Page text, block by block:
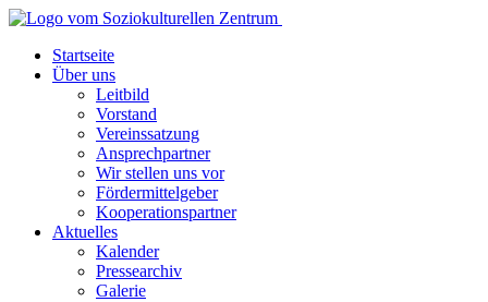
Startseite
Über uns
Leitbild
Vorstand
Vereinssatzung
Ansprechpartner
Wir stellen uns vor
Fördermittelgeber
Kooperationspartner
Aktuelles
Kalender
Pressearchiv
Galerie